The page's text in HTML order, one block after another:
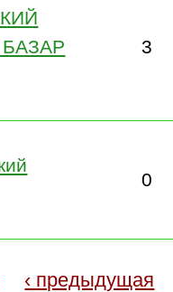
3
0
‹ предыдущая